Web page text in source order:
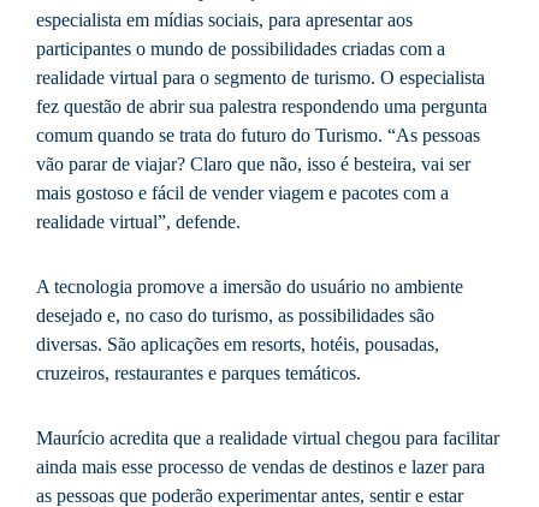
especialista em mídias sociais, para apresentar aos
participantes o mundo de possibilidades criadas com a
realidade virtual para o segmento de turismo. O especialista
fez questão de abrir sua palestra respondendo uma pergunta
comum quando se trata do futuro do Turismo. “As pessoas
vão parar de viajar? Claro que não, isso é besteira, vai ser
mais gostoso e fácil de vender viagem e pacotes com a
realidade virtual”, defende.
A tecnologia promove a imersão do usuário no ambiente
desejado e, no caso do turismo, as possibilidades são
diversas. São aplicações em resorts, hotéis, pousadas,
cruzeiros, restaurantes e parques temáticos.
Maurício acredita que a realidade virtual chegou para facilitar
ainda mais esse processo de vendas de destinos e lazer para
as pessoas que poderão experimentar antes, sentir e estar